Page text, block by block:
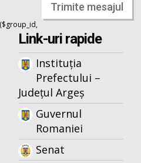
Trimite mesajul
Link-uri rapide
Instituția
Prefectului –
Județul Argeș
Guvernul
Romaniei
Senat